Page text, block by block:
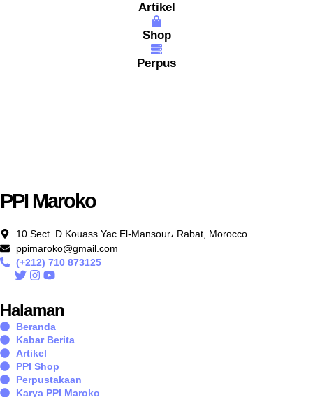
Artikel
Shop
Perpus
PPI Maroko
10 Sect. D Kouass Yac El-Mansour، Rabat, Morocco
ppimaroko@gmail.com
(+212) 710 873125
Halaman
Beranda
Kabar Berita
Artikel
PPI Shop
Perpustakaan
Karya PPI Maroko